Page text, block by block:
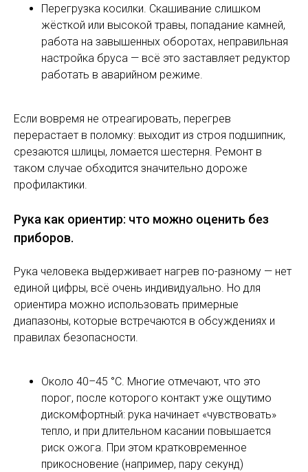
Перегрузка косилки. Скашивание слишком
жёсткой или высокой травы, попадание камней,
работа на завышенных оборотах, неправильная
настройка бруса — всё это заставляет редуктор
работать в аварийном режиме.
Если вовремя не отреагировать, перегрев
перерастает в поломку: выходит из строя подшипник,
срезаются шлицы, ломается шестерня. Ремонт в
таком случае обходится значительно дороже
профилактики.
Рука как ориентир: что можно оценить без
приборов.
Рука человека выдерживает нагрев по-разному — нет
единой цифры, всё очень индивидуально. Но для
ориентира можно использовать примерные
диапазоны, которые встречаются в обсуждениях и
правилах безопасности.
Около 40–45 °C. Многие отмечают, что это
порог, после которого контакт уже ощутимо
дискомфортный: рука начинает «чувствовать»
тепло, и при длительном касании повышается
риск ожога. При этом кратковременное
прикосновение (например, пару секунд)